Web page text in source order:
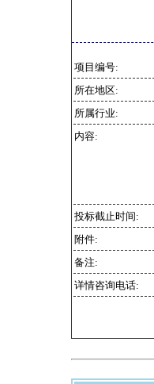
项目编号:
所在地区:
所属行业:
内容:
投标截止时间:
附件:
备注:
详情咨询电话: